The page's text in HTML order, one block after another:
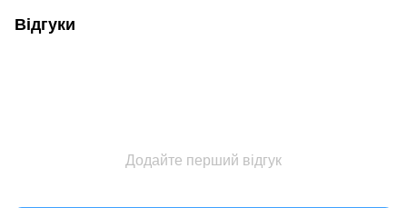
Відгуки
Додайте перший відгук